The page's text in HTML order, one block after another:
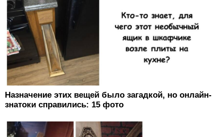
Назначение этих вещей было загадкой, но онлайн-
знатоки справились: 15 фото